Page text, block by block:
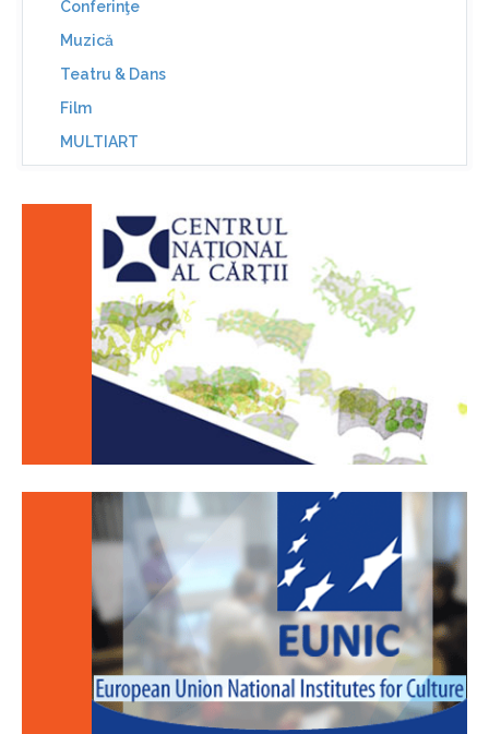
Conferinţe
Muzică
Teatru & Dans
Film
MULTIART